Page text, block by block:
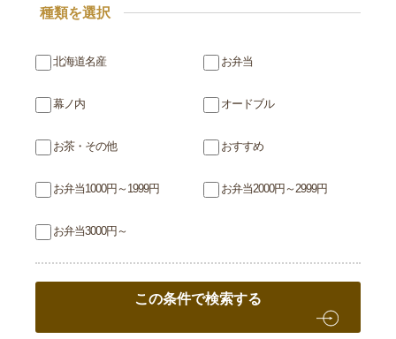
種類を選択
北海道名産 お弁当
幕ノ内 オードブル
お茶・その他 おすすめ
お弁当1000円～1999円 お弁当2000円～2999円
お弁当3000円～
この条件で検索する